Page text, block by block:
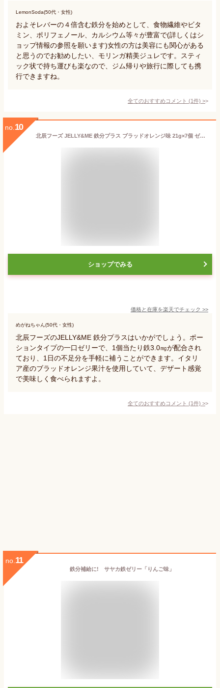
LemonSoda(50代・女性)
およそレバーの４倍含む鉄分を始めとして、食物繊維やビタ
ミン、ポリフェノール、カルシウム等々が豊富で(詳しくはシ
ョップ情報の参照を願います)女性の方は美容にも関心がある
と思うのでお勧めしたい、モリンガ精美ジュレです。スティ
ック状で持ち運びも楽なので、ジム帰りや旅行に際しても携
行できますね。
全てのおすすめコメント (1件) >
no. 10
北辰フーズ JELLY&ME 鉄分プラス ブラッドオレンジ味 21g×7個 ゼリータイプ バランス栄養食品 栄養補助 健康食品
ショップでみる
価格と在庫を楽天でチェック >>
めがねちゃん(50代・女性)
北辰フーズのJELLY&ME 鉄分プラスはいかがでしょう。ポー
ションタイプの一口ゼリーで、1個当たり鉄3.0㎎が配合され
ており、1日の不足分を手軽に補うことができます。イタリ
ア産のブラッドオレンジ果汁を使用していて、デザート感覚
で美味しく食べられますよ。
全てのおすすめコメント (1件) >
no. 11
鉄分補給に! サヤカ鉄ゼリー「りんご味」